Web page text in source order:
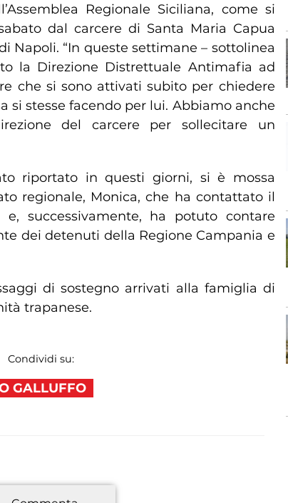
Regionale Siciliana, come si
dal carcere di Santa Maria Capua
Napoli. “In queste settimane – sottolinea
la Direzione Distrettuale Antimafia ad
che si sono attivati subito per chiedere
si stesse facendo per lui. Abbiamo anche
del carcere per sollecitare un
riportato in questi giorni, si è mossa
regionale, Monica, che ha contattato il
successivamente, ha potuto contare
dei detenuti della Regione Campania e
di sostegno arrivati alla famiglia di
trapanese.
Condividi su:
GALLUFFO